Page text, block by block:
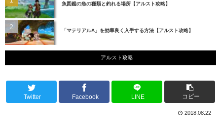
魚図鑑の魚の種類と釣れる場所【アルスト攻略】
「マテリアルA」を効率良く入手する方法【アルスト攻略】
アルスト攻略
Twitter Facebook LINE コピー
2018.08.22